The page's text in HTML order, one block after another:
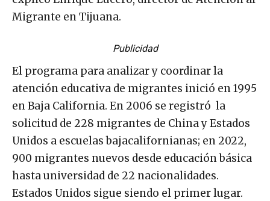
Migrante en Tijuana.
Publicidad
El programa para analizar y coordinar la
atención educativa de migrantes inició en 1995
en Baja California. En 2006 se registró la
solicitud de 228 migrantes de China y Estados
Unidos a escuelas bajacalifornianas; en 2022,
900 migrantes nuevos desde educación básica
hasta universidad de 22 nacionalidades.
Estados Unidos sigue siendo el primer lugar.